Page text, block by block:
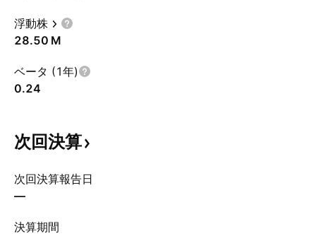
浮動株
‪28.50 M‬
ベータ (1年)
0.24
次回決算
次回決算報告日
—
決算期間